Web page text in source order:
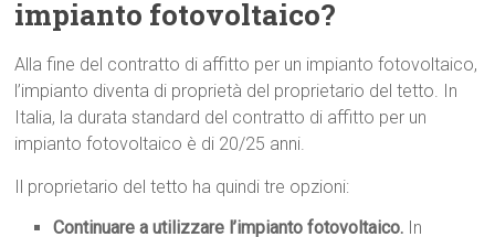
impianto fotovoltaico?
Alla fine del contratto di affitto per un impianto fotovoltaico,
l’impianto diventa di proprietà del proprietario del tetto. In
Italia, la durata standard del contratto di affitto per un
impianto fotovoltaico è di 20/25 anni.
Il proprietario del tetto ha quindi tre opzioni:
Continuare a utilizzare l’impianto fotovoltaico. In